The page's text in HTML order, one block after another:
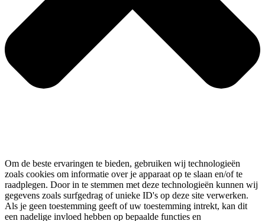
Om de beste ervaringen te bieden, gebruiken wij technologieën
zoals cookies om informatie over je apparaat op te slaan en/of te
raadplegen. Door in te stemmen met deze technologieën kunnen wij
gegevens zoals surfgedrag of unieke ID's op deze site verwerken.
Als je geen toestemming geeft of uw toestemming intrekt, kan dit
een nadelige invloed hebben op bepaalde functies en